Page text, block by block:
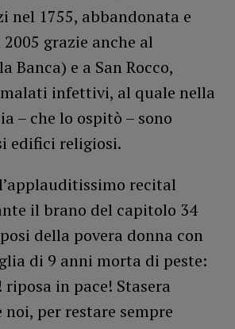
nel 1755, abbandonata e
grazie anche al
Banca) e a San Rocco,
infettivi, al quale nella
– che lo ospitò – sono
edifici religiosi.
recital
il brano del capitolo 34
della povera donna con
di 9 anni morta di peste:
riposa in pace! Stasera
noi, per restare sempre